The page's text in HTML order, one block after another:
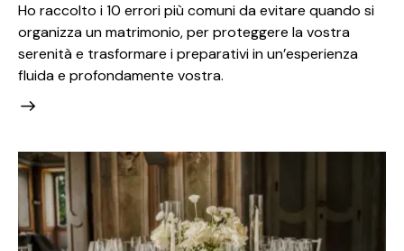
Ho raccolto i 10 errori più comuni da evitare quando si
organizza un matrimonio, per proteggere la vostra
serenità e trasformare i preparativi in un’esperienza
fluida e profondamente vostra.